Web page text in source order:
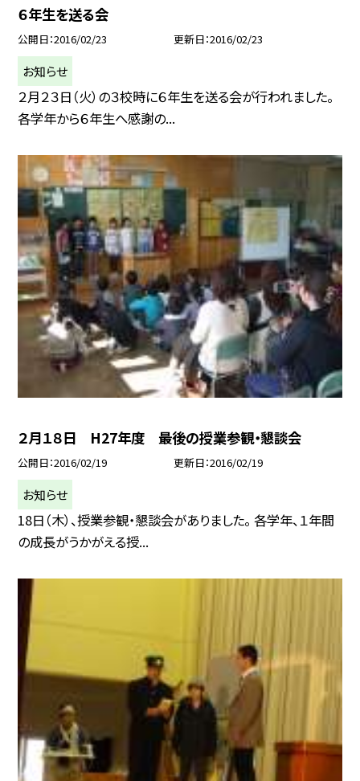
６年生を送る会
公開日 2016/02/23 更新日 2016/02/23
お知らせ
２月２３日（火）の３校時に６年生を送る会が行われました。
各学年から６年生へ感謝の...
２月１８日 H27年度 最後の授業参観・懇談会
公開日 2016/02/19 更新日 2016/02/19
お知らせ
18日（木）、授業参観・懇談会がありました。 各学年、１年間
の成長がうかがえる授...